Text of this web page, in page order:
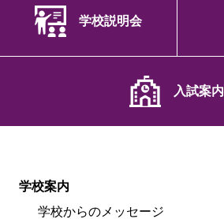
学校説明会
入試案内
学校案内
学校からのメッセージ